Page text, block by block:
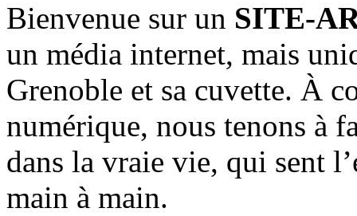
Bienvenue sur un SITE-
un média internet, mais
Grenoble et sa cuvette. À
numérique, nous tenons à
dans la vraie vie, qui sent
main à main.